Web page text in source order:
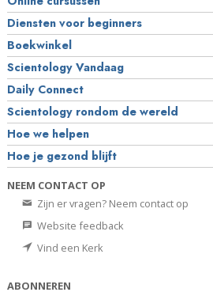
Diensten voor beginners
Boekwinkel
Scientology Vandaag
Daily Connect
Scientology rondom de wereld
Hoe we helpen
Hoe je gezond blijft
NEEM CONTACT OP
Zijn er vragen? Neem contact op
Website feedback
Vind een Kerk
ABONNEREN